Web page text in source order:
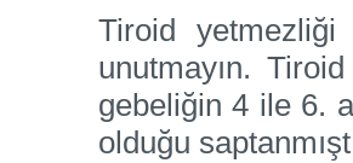
Tiroid yetmezliği
unutmayın.
gebeliğin 4 ile 6.
olduğu